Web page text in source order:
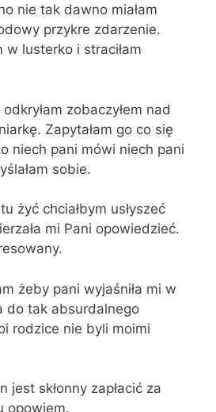
nie tak dawno miałam
przykre zdarzenie.
w lusterko i straciłam
zobaczyłem nad
Zapytałam go co się
niech pani mówi niech pani
sobie.
żyć chciałbym usłyszeć
mi Pani opowiedzieć.
żeby pani wyjaśniła mi w
do tak absurdalnego
rodzice nie byli moimi
jest skłonny zapłacić za
opowiem.